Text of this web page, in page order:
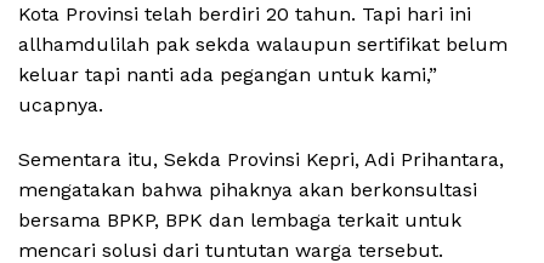
Kota Provinsi telah berdiri 20 tahun. Tapi hari ini
allhamdulilah pak sekda walaupun sertifikat belum
keluar tapi nanti ada pegangan untuk kami,”
ucapnya.
Sementara itu, Sekda Provinsi Kepri, Adi Prihantara,
mengatakan bahwa pihaknya akan berkonsultasi
bersama BPKP, BPK dan lembaga terkait untuk
mencari solusi dari tuntutan warga tersebut.